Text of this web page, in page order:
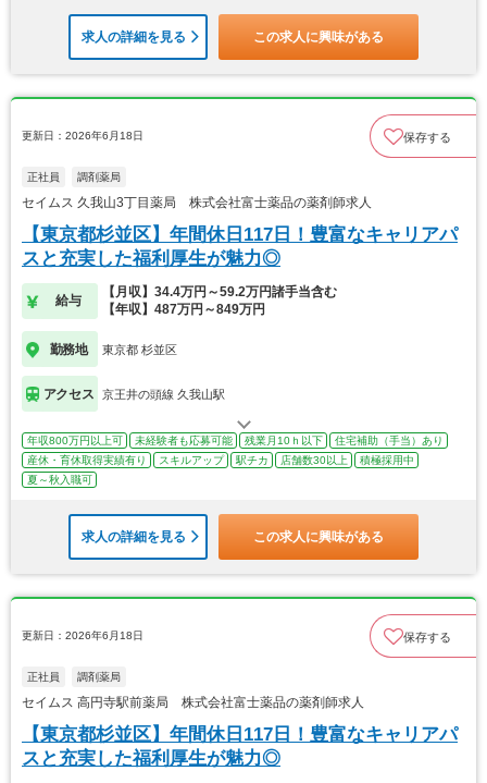
求人の詳細を見る この求人に興味がある
更新日：2026年6月18日 保存する
正社員 調剤薬局
セイムス 久我山3丁目薬局 株式会社富士薬品の薬剤師求人
【東京都杉並区】年間休日117日！豊富なキャリアパ
スと充実した福利厚生が魅力◎
給与
【月収】34.4万円～59.2万円諸手当含む
【年収】487万円～849万円
勤務地 東京都 杉並区
アクセス 京王井の頭線 久我山駅
年収800万円以上可 未経験者も応募可能 残業月10ｈ以下
住宅補助（手当）あり
産休・育休取得実績有り
スキルアップ 駅チカ 店舗数30以上
積極採用中
夏～秋入職可
求人の詳細を見る この求人に興味がある
更新日：2026年6月18日 保存する
正社員 調剤薬局
セイムス 高円寺駅前薬局 株式会社富士薬品の薬剤師求人
【東京都杉並区】年間休日117日！豊富なキャリアパ
スと充実した福利厚生が魅力◎